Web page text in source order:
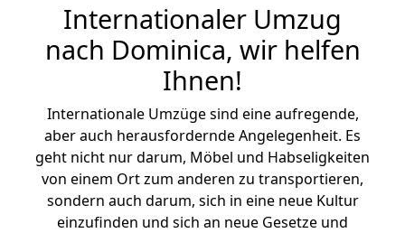
Internationaler Umzug
nach Dominica, wir helfen
Ihnen!
Internationale Umzüge sind eine aufregende,
aber auch herausfordernde Angelegenheit. Es
geht nicht nur darum, Möbel und Habseligkeiten
von einem Ort zum anderen zu transportieren,
sondern auch darum, sich in eine neue Kultur
einzufinden und sich an neue Gesetze und